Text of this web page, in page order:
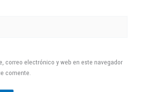
correo electrónico y web en este navegador
comente.